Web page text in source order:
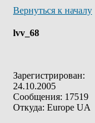
Вернуться к началу
lvv_68
Зарегистрирован:
24.10.2005
Сообщения: 17519
Откуда: Europe UA